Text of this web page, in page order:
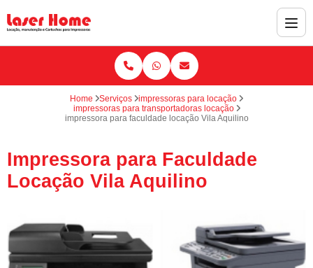
Home Serviços
impressoras para locação
impressoras para transportadoras locação
impressora para faculdade locação Vila Aquilino
Impressora para Faculdade
Locação Vila Aquilino